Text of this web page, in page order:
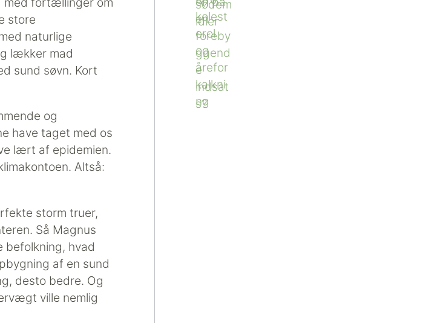
store
naturlige
lækker mad
sund søvn. Kort
og
have taget med os
lært af epidemien.
Altså:
storm truer,
Så Magnus
befolkning, hvad
af en sund
desto bedre. Og
ville nemlig